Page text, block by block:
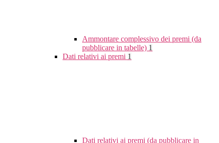
Ammontare complessivo dei premi (da
pubblicare in tabelle) 1
Dati relativi ai premi 1
Dati relativi ai premi (da pubblicare in